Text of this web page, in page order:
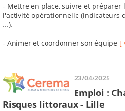
- Mettre en place, suivre et préparer
l'activité opérationnelle (indicateurs
...).
- Animer et coordonner son équipe [
23/04/2025
Emploi :
Risques littoraux - Lille